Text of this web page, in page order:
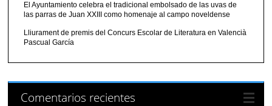
El Ayuntamiento celebra el tradicional embolsado de las uvas de
las parras de Juan XXIII como homenaje al campo noveldense
Lliurament de premis del Concurs Escolar de Literatura en Valencià
Pascual García
Comentarios recientes